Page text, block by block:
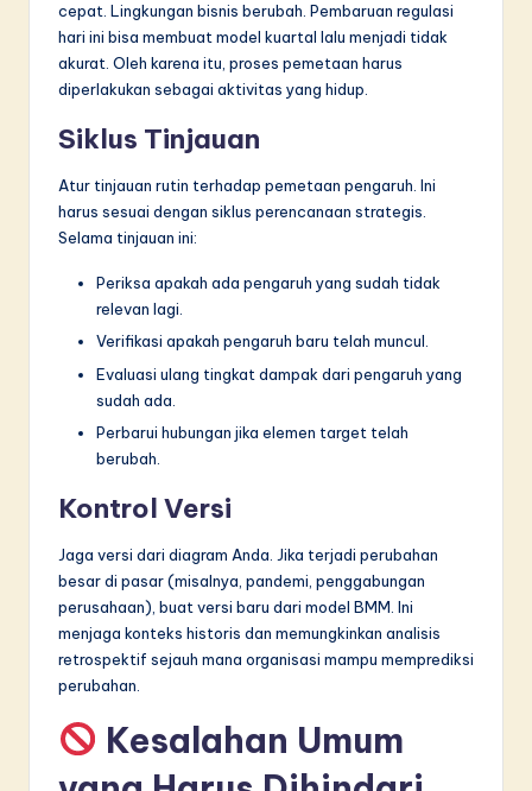
cepat. Lingkungan bisnis berubah. Pembaruan regulasi
hari ini bisa membuat model kuartal lalu menjadi tidak
akurat. Oleh karena itu, proses pemetaan harus
diperlakukan sebagai aktivitas yang hidup.
Siklus Tinjauan
Atur tinjauan rutin terhadap pemetaan pengaruh. Ini
harus sesuai dengan siklus perencanaan strategis.
Selama tinjauan ini:
Periksa apakah ada pengaruh yang sudah tidak
relevan lagi.
Verifikasi apakah pengaruh baru telah muncul.
Evaluasi ulang tingkat dampak dari pengaruh yang
sudah ada.
Perbarui hubungan jika elemen target telah
berubah.
Kontrol Versi
Jaga versi dari diagram Anda. Jika terjadi perubahan
besar di pasar (misalnya, pandemi, penggabungan
perusahaan), buat versi baru dari model BMM. Ini
menjaga konteks historis dan memungkinkan analisis
retrospektif sejauh mana organisasi mampu memprediksi
perubahan.
Kesalahan Umum